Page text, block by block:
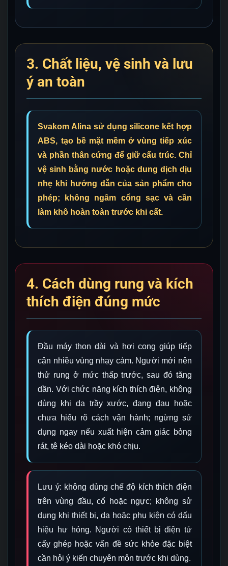
3. Chất liệu, vệ sinh và lưu
ý an toàn
Svakom Alina sử dụng silicone kết hợp
ABS, tạo bề mặt mềm ở vùng tiếp xúc
và phần thân cứng để giữ cấu trúc. Chỉ
vệ sinh bằng nước hoặc dung dịch dịu
nhẹ khi hướng dẫn của sản phẩm cho
phép; không ngâm cổng sạc và cần
làm khô hoàn toàn trước khi cất.
4. Cách dùng rung và kích
thích điện đúng mức
Đầu máy thon dài và hơi cong giúp tiếp
cận nhiều vùng nhạy cảm. Người mới nên
thử rung ở mức thấp trước, sau đó tăng
dần. Với chức năng kích thích điện, không
dùng khi da trầy xước, đang đau hoặc
chưa hiểu rõ cách vận hành; ngừng sử
dụng ngay nếu xuất hiện cảm giác bỏng
rát, tê kéo dài hoặc khó chịu.
Lưu ý: không dùng chế độ kích thích điện
trên vùng đầu, cổ hoặc ngực; không sử
dụng khi thiết bị, da hoặc phụ kiện có dấu
hiệu hư hỏng. Người có thiết bị điện tử
cấy ghép hoặc vấn đề sức khỏe đặc biệt
cần hỏi ý kiến chuyên môn trước khi dùng.